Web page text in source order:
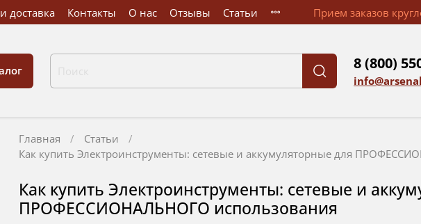
доставка Контакты О нас Отзывы Статьи Прием заказов
8 (800)
Главная
Статьи
Как купить Электроинструменты: сетевые и аккумуляторные для
Как купить Электроинструменты: сетевые и
ПРОФЕССИОНАЛЬНОГО использования